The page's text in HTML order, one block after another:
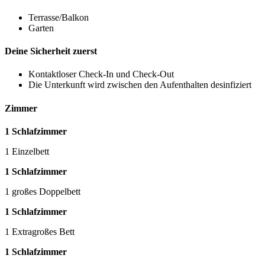
Terrasse/Balkon
Garten
Deine Sicherheit zuerst
Kontaktloser Check-In und Check-Out
Die Unterkunft wird zwischen den Aufenthalten desinfiziert
Zimmer
1 Schlafzimmer
1 Einzelbett
1 Schlafzimmer
1 großes Doppelbett
1 Schlafzimmer
1 Extragroßes Bett
1 Schlafzimmer